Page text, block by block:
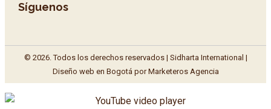
Síguenos
© 2026. Todos los derechos reservados | Sidharta International |
Diseño web en Bogotá por Marketeros Agencia